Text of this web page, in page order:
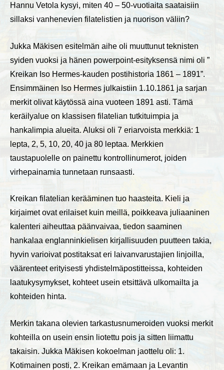
Hannu Vetola kysyi, miten 40 – 50-vuotiaita saataisiin
sillaksi vanhenevien filatelistien ja nuorison väliin?
Jukka Mäkisen esitelmän aihe oli muuttunut teknisten
syiden vuoksi ja hänen powerpoint-esityksensä nimi oli ”
Kreikan Iso Hermes-kauden postihistoria 1861 – 1891”.
Ensimmäinen Iso Hermes julkaistiin 1.10.1861 ja sarjan
merkit olivat käytössä aina vuoteen 1891 asti. Tämä
keräilyalue on klassisen filatelian tutkituimpia ja
hankalimpia alueita. Aluksi oli 7 eriarvoista merkkiä: 1
lepta, 2, 5, 10, 20, 40 ja 80 leptaa. Merkkien
taustapuolelle on painettu kontrollinumerot, joiden
virhepainamia tunnetaan runsaasti.
Kreikan filatelian kerääminen tuo haasteita. Kieli ja
kirjaimet ovat erilaiset kuin meillä, poikkeava juliaaninen
kalenteri aiheuttaa päänvaivaa, tiedon saaminen
hankalaa englanninkielisen kirjallisuuden puutteen takia,
hyvin varioivat postitaksat eri laivanvarustajien linjoilla,
väärenteet erityisesti yhdistelmäpostitteissa, kohteiden
laatukysymykset, kohteet usein etsittävä ulkomailta ja
kohteiden hinta.
Merkin takana olevien tarkastusnumeroiden vuoksi merkit
kohteilla on usein ensin liotettu pois ja sitten liimattu
takaisin. Jukka Mäkisen kokoelman jaottelu oli: 1.
Kotimainen posti, 2. Kreikan emämaan ja Levantin